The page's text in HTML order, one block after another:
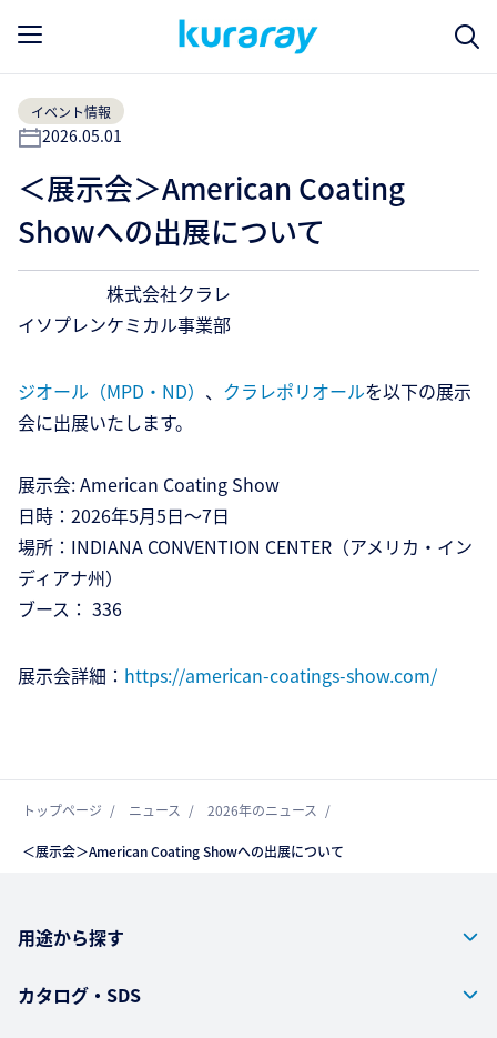
イベント情報
2026.05.01
＜展示会＞American Coating
Showへの出展について
株式会社クラレ
イソプレンケミカル事業部
ジオール（MPD・ND） 、 クラレポリオールを以下の展示
会に出展いたします。
展示会: American Coating Show
日時：2026年5月5日～7日
場所：INDIANA CONVENTION CENTER（アメリカ・イン
ディアナ州）
ブース： 336
展示会詳細： https://american-coatings-show.com/
トップページ ニュース 2026年のニュース
＜展示会＞American Coating Showへの出展について
用途から探す
カタログ・SDS